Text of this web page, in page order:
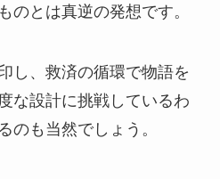
のとは真逆の発想です。
し、救済の循環で物語を
設計に挑戦しているわ
のも当然でしょう。